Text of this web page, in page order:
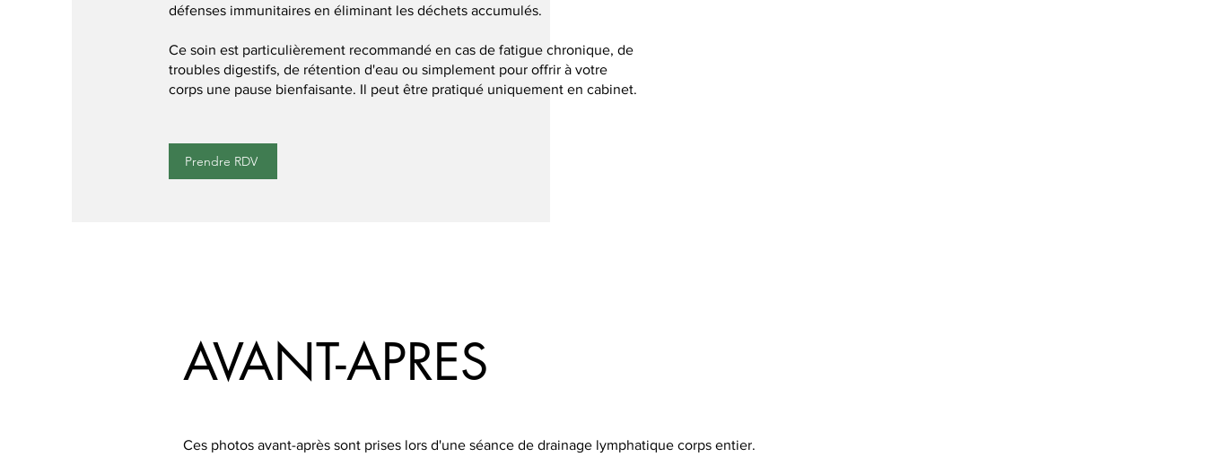
défenses immunitaires en éliminant les déchets accumulés.
Ce soin est particulièrement recommandé en cas de fatigue chronique, de
troubles digestifs, de rétention d'eau ou simplement pour offrir à votre
corps une pause bienfaisante. Il peut être pratiqué uniquement en cabinet.
Prendre RDV
AVANT-APRES
Ces photos avant-après sont prises lors d'une séance de drainage lymphatique corps entier.